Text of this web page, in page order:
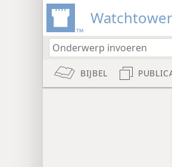
Watchtower
BIJBEL